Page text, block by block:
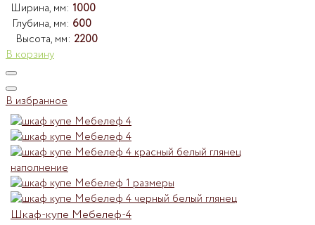
Ширина, мм: 1000
Глубина, мм: 600
Высота, мм: 2200
В корзину
В избранное
Шкаф-купе Мебелеф-4